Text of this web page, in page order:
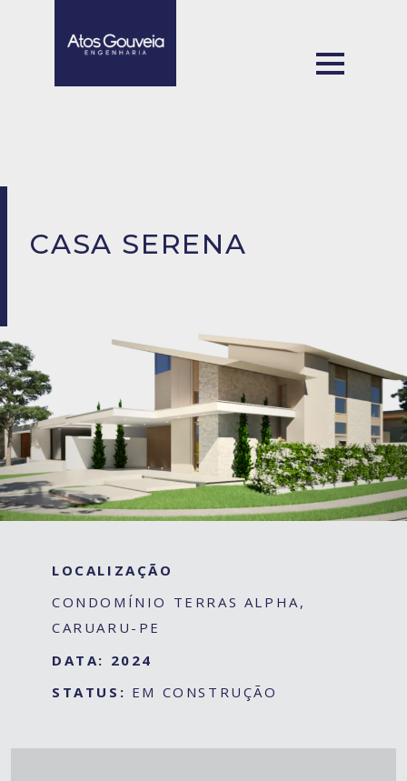
CASA SERENA
LOCALIZAÇÃO
CONDOMÍNIO TERRAS ALPHA,
CARUARU-PE
DATA: 2024
STATUS: EM CONSTRUÇÃO